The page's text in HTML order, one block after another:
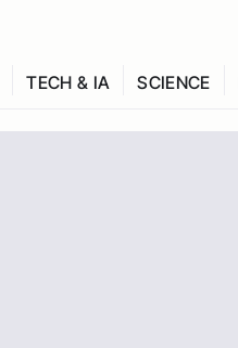
TECH & IA SCIENCE